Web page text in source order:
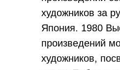
художников за
Япония. 1980
произведений
художников,